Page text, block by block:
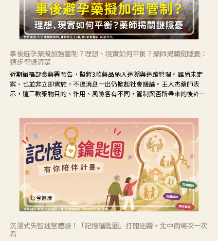
事後避孕藥擬加強管制？理想、現實如何平衡？藥師揭關鍵隱憂：
這步得想清楚
近期衛福部食藥署預告，擬將3款藥品納入追溯與追蹤管理。雖尚未定
案、也並非立即實施，不過消息一出仍掀起社會議論。王人杰藥師表
示，這三款藥物目的、作用、風險各有不同，管制與否所帶來的後許影
沉浸式失智迷宮體驗！「記憶鑰匙圈」打開迷霧。北中南場次一次
看